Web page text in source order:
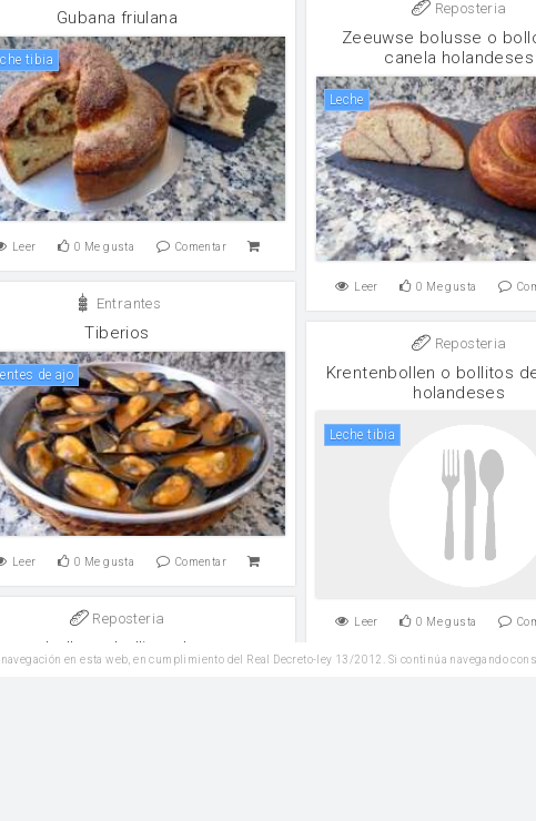
Gubana friulana
tibia
Leer 0 Me gusta Comentar
Reposteria
Zeeuwse bolusse o
canela holandeses
leche
Leer 0 Me gusta
Entrantes
Tiberios
de ajo
Leer 0 Me gusta Comentar
Reposteria
Krentenbollen o bollitos
holandeses
Leche tibia
Leer 0 Me gusta
Reposteria
o bollitos de pasas
holandeses
en esta web, en cumplimiento del Real Decreto-ley 13/2012. Si continúa navegando